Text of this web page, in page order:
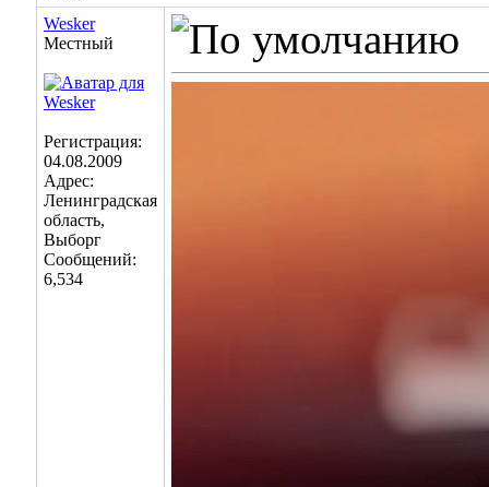
Wesker
Местный
Регистрация:
04.08.2009
Адрес:
Ленинградская
область,
Выборг
Сообщений:
6,534